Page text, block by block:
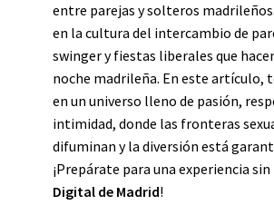
entre parejas y solteros
en la cultura del intercambio de
swinger y fiestas liberales que
noche madrileña. En este artículo,
en un universo lleno de pasión,
intimidad, donde las fronteras
difuminan y la diversión está
¡Prepárate para una experiencia
Digital de Madrid!